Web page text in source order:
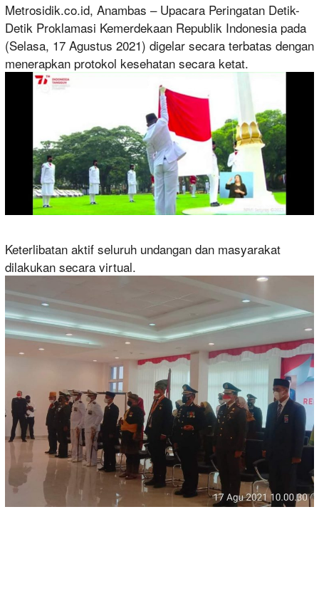
Metrosidik.co.id, Anambas – Upacara Peringatan Detik-
Detik Proklamasi Kemerdekaan Republik Indonesia pada
(Selasa, 17 Agustus 2021) digelar secara terbatas dengan
menerapkan protokol kesehatan secara ketat.
Keterlibatan aktif seluruh undangan dan masyarakat
dilakukan secara virtual.